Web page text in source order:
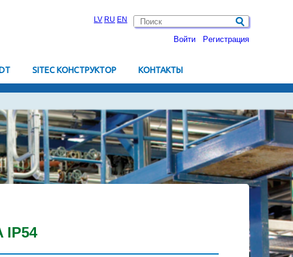
LV RU EN
Войти Pегистрация
SITEC КОНСТРУКТОР KОНТАКТЫ
IP54